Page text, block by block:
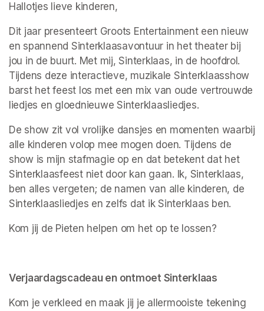
Hallotjes lieve kinderen,
Dit jaar presenteert Groots Entertainment een nieuw
en spannend Sinterklaasavontuur in het theater bij
jou in de buurt. Met mij, Sinterklaas, in de hoofdrol.
Tijdens deze interactieve, muzikale Sinterklaasshow
barst het feest los met een mix van oude vertrouwde
liedjes en gloednieuwe Sinterklaasliedjes.
De show zit vol vrolijke dansjes en momenten waarbij
alle kinderen volop mee mogen doen. Tijdens de
show is mijn stafmagie op en dat betekent dat het
Sinterklaasfeest niet door kan gaan. Ik, Sinterklaas,
ben alles vergeten; de namen van alle kinderen, de
Sinterklaasliedjes en zelfs dat ik Sinterklaas ben.
Kom jij de Pieten helpen om het op te lossen?
Verjaardagscadeau en ontmoet Sinterklaas
Kom je verkleed en maak jij je allermooiste tekening